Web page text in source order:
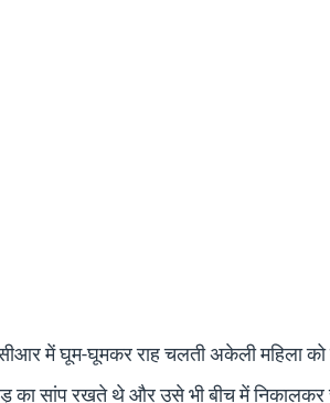
में घूम-घूमकर राह चलती अकेली महिला
का सांप रखते थे और उसे भी बीच में